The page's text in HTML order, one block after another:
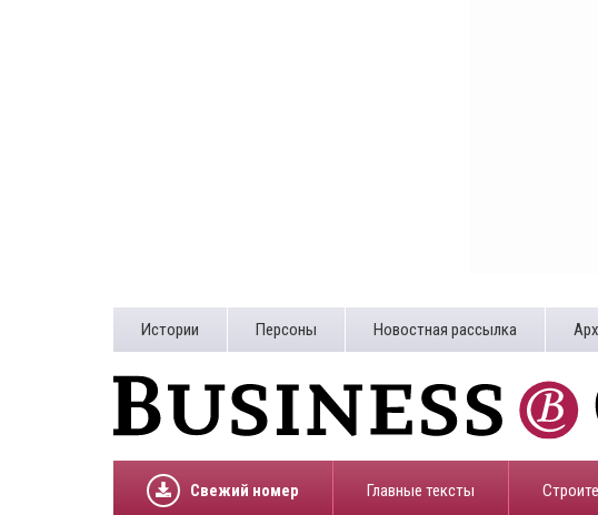
Истории Персоны Новостная рассылка
Свежий номер Главные тексты